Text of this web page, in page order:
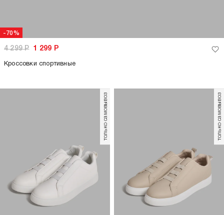
-70%
4 299Р 1 299 Р
Кроссовки спортивные
только самовывоз только самовывоз